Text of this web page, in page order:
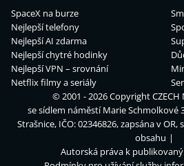
SpaceX na burze
Nejlepší telefony
Nejlepší AI zdarma
Nejlepší chytré hodinky
Nejlepší VPN – srovnání
Netflix filmy a seriály
© 2001 - 2026 CopyrightCZECH
se sídlem náměstí Marie Schmolkové
Strašnice, IČO: 02346826, zapsána v OR,
obsahu
Autorská práva k